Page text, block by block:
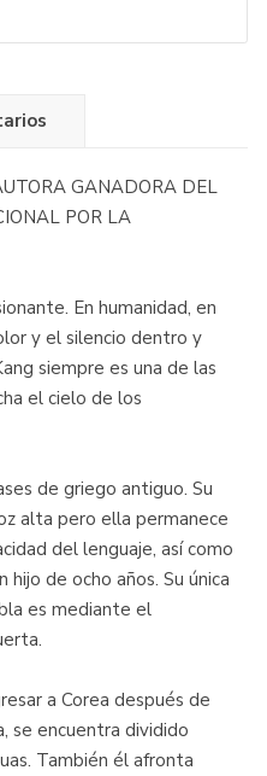
GANADORA DEL
POR LA
En humanidad, en
y el silencio dentro y
siempre es una de las
el cielo de los
de griego antiguo. Su
alta pero ella permanece
del lenguaje, así como
de ocho años. Su única
es mediante el
a Corea después de
se encuentra dividido
También él afronta